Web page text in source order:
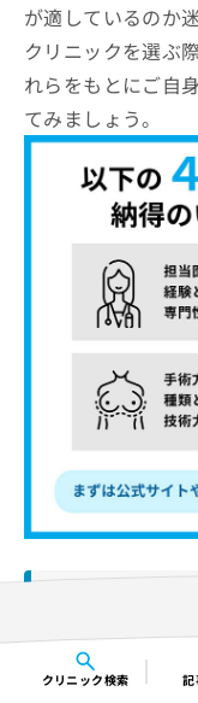
クリニック検索 記
が適しているのか
クリニックを選ぶ
れらをもとにご自
てみましょう。
クリニックの評
点から検討